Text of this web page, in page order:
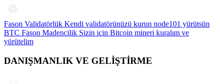
Fason Validatörlük Kendi validatörünüzü kurun node101 yürütsün
BTC Fason Madencilik Sizin için Bitcoin mineri kuralım ve
yürütelim
DANIŞMANLIK VE GELİŞTİRME